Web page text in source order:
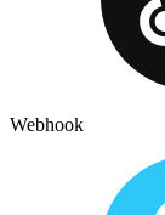
Webhook